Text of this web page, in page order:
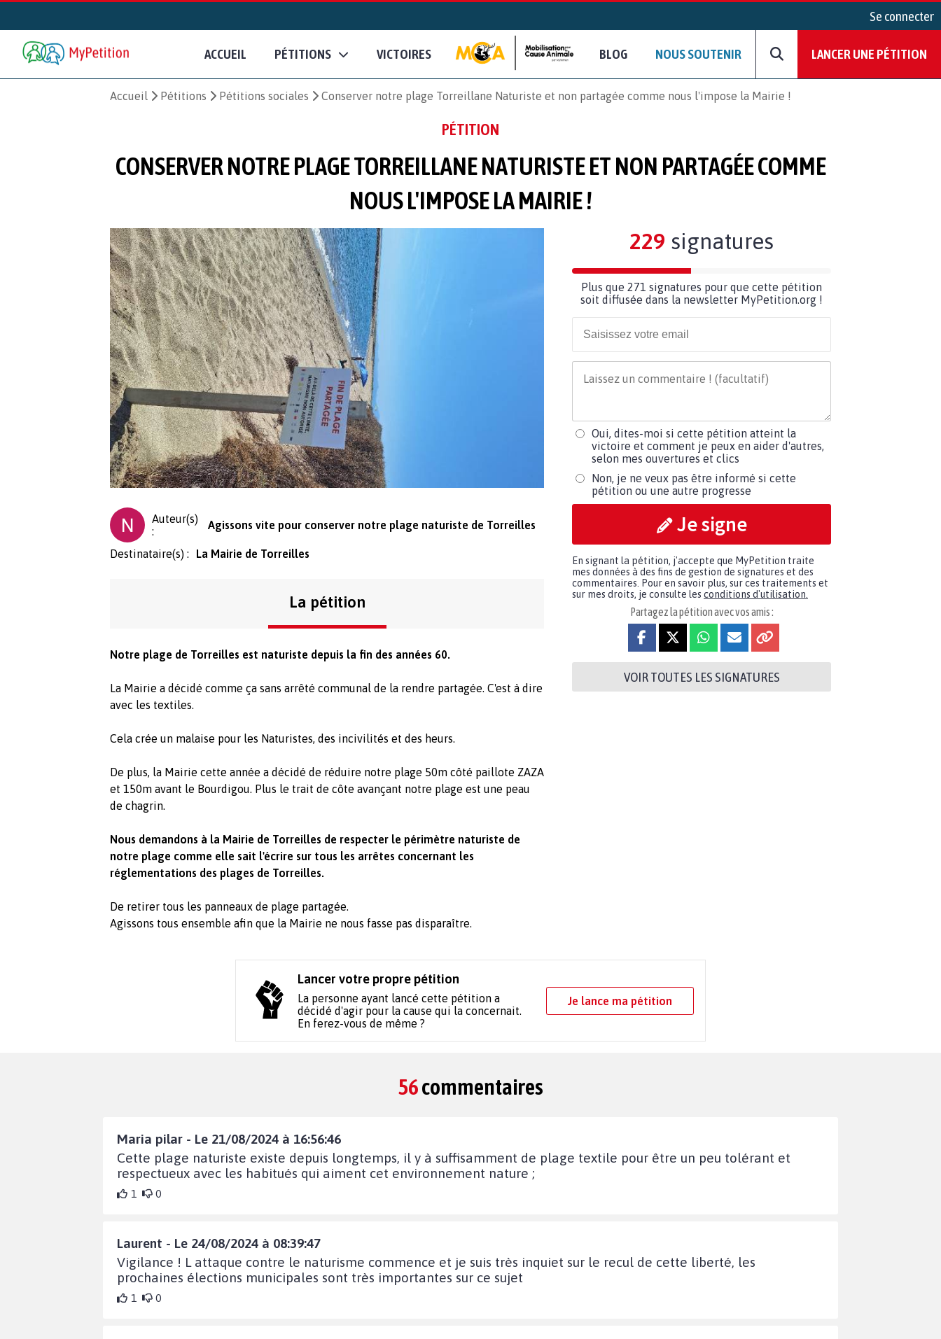
Se connecter
ACCUEIL PÉTITIONS VICTOIRES BLOG NOUS SOUTENIR LANCER UNE PÉTITION
Accueil Pétitions Pétitions sociales Conserver notre plage Torreillane Naturiste et non partagée comme nous l'impose la Mairie !
PÉTITION
CONSERVER NOTRE PLAGE TORREILLANE NATURISTE ET NON PARTAGÉE COMME
NOUS L'IMPOSE LA MAIRIE !
Auteur(s)
:
Agissons vite pour conserver notre plage naturiste de Torreilles
Destinataire(s) : La Mairie de Torreilles
La pétition
Notre plage de Torreilles est naturiste depuis la fin des années 60.
La Mairie a décidé comme ça sans arrêté communal de la rendre partagée. C'est à dire
avec les textiles.
Cela crée un malaise pour les Naturistes, des incivilités et des heurs.
De plus, la Mairie cette année a décidé de réduire notre plage 50m côté paillote ZAZA
et 150m avant le Bourdigou. Plus le trait de côte avançant notre plage est une peau
de chagrin.
Nous demandons à la Mairie de Torreilles de respecter le périmètre naturiste de
notre plage comme elle sait l'écrire sur tous les arrêtes concernant les
réglementations des plages de Torreilles.
De retirer tous les panneaux de plage partagée.
Agissons tous ensemble afin que la Mairie ne nous fasse pas disparaître.
229 signatures
Plus que 271 signatures pour que cette pétition
soit diffusée dans la newsletter MyPetition.org !
Oui, dites-moi si cette pétition atteint la
victoire et comment je peux en aider d'autres,
selon mes ouvertures et clics
Non, je ne veux pas être informé si cette
pétition ou une autre progresse
Je signe
En signant la pétition, j'accepte que MyPetition traite
mes données à des fins de gestion de signatures et des
commentaires. Pour en savoir plus, sur ces traitements et
sur mes droits, je consulte les conditions d'utilisation.
Partagez la pétition avec vos amis :
VOIR TOUTES LES SIGNATURES
Lancer votre propre pétition
La personne ayant lancé cette pétition a
décidé d'agir pour la cause qui la concernait.
En ferez-vous de même ?
Je lance ma pétition
56commentaires
Maria pilar - Le 21/08/2024 à 16:56:46
Cette plage naturiste existe depuis longtemps, il y à suffisamment de plage textile pour être un peu tolérant et
respectueux avec les habitués qui aiment cet environnement nature ;
1 0
Laurent - Le 24/08/2024 à 08:39:47
Vigilance ! L attaque contre le naturisme commence et je suis très inquiet sur le recul de cette liberté, les
prochaines élections municipales sont très importantes sur ce sujet
1 0